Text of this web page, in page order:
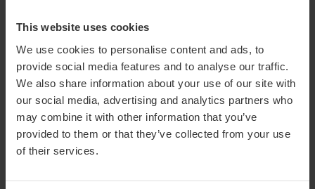
This website uses cookies
We use cookies to personalise content and ads, to
provide social media features and to analyse our traffic.
We also share information about your use of our site with
our social media, advertising and analytics partners who
may combine it with other information that you’ve
provided to them or that they’ve collected from your use
of their services.
a výsledky jsou super. Stále mě to
motivuje jít dál a makat.
Eva Dytrtová